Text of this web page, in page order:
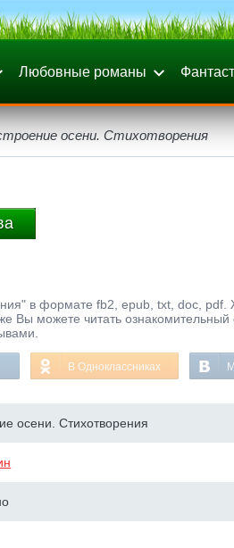
Любовные романы
осени. Стихотворения
в формате fb2, epub, txt, doc, pdf.
Вы можете читать ознакомительный
В Одноклассниках
осени. Стихотворения